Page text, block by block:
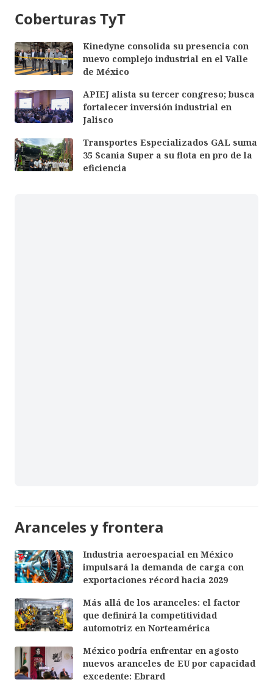
Coberturas TyT
Kinedyne consolida su presencia con
nuevo complejo industrial en el Valle
de México
APIEJ alista su tercer congreso; busca
fortalecer inversión industrial en
Jalisco
Transportes Especializados GAL suma
35 Scania Super a su flota en pro de la
eficiencia
Aranceles y frontera
Industria aeroespacial en México
impulsará la demanda de carga con
exportaciones récord hacia 2029
Más allá de los aranceles: el factor
que definirá la competitividad
automotriz en Norteamérica
México podría enfrentar en agosto
nuevos aranceles de EU por capacidad
excedente: Ebrard